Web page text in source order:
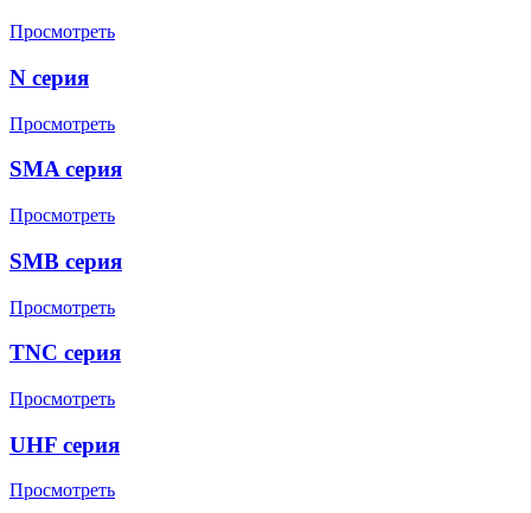
Просмотреть
N серия
Просмотреть
SMA серия
Просмотреть
SMB серия
Просмотреть
TNC серия
Просмотреть
UHF серия
Просмотреть